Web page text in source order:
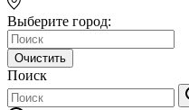
Выберите город:
Очистить
Поиск